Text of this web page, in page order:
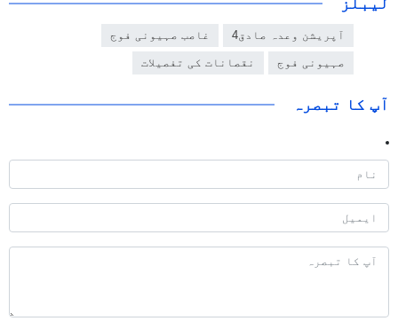
لیبلز
آپریشن وعدہ صادق4 غاصب صہیونی فوج
صہیونی فوج نقصانات کی تفصیلات
آپ کا تبصرہ